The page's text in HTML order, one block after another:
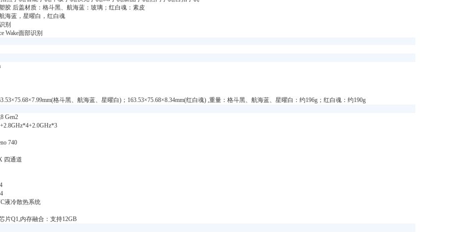
胶 后盖材质：格斗黑、航海蓝：玻璃；红白魂：素皮
海蓝，星曜白，红白魂
别
Wake面部识别
格斗黑、航海蓝、星曜白)；163.53×75.68×8.34mm(红白魂) ,重量：格斗黑、航海蓝、星曜白：约196g；红白魂：约190g
Gen2
740
四通道
液冷散热系统
片Q1,内存融合：支持12GB